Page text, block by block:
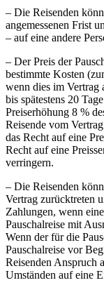
– Die Reisenden
angemessenen Frist
– auf eine andere
– Der Preis der
bestimmte Kosten
wenn dies im Vertrag
bis spätestens 20
Preiserhöhung 8 %
Reisende vom
das Recht auf eine
Recht auf eine
verringern.
– Die Reisenden
Vertrag zurücktreten
Zahlungen, wenn
Pauschalreise mit
Wenn der für die
Pauschalreise vor
Reisenden Anspruch
Umständen auf eine